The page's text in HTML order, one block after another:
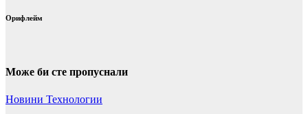
Орифлейм
Може би сте пропуснали
Новини Технологии